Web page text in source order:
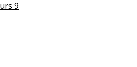
Fami­lien, die den Bogen­